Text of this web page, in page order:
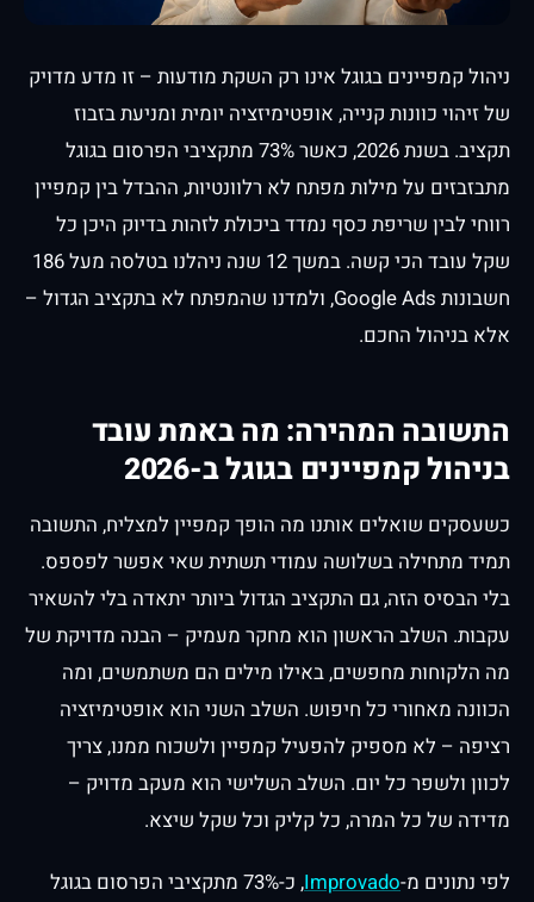
ניהול קמפיינים בגוגל אינו רק השקת מודעות – זו מדע מדויק
של זיהוי כוונות קנייה, אופטימיזציה יומית ומניעת בזבוז
תקציב. בשנת 2026, כאשר 73% מתקציבי הפרסום בגוגל
מתבזבזים על מילות מפתח לא רלוונטיות, ההבדל בין קמפיין
רווחי לבין שריפת כסף נמדד ביכולת לזהות בדיוק היכן כל
שקל עובד הכי קשה. במשך 12 שנה ניהלנו בטלסה מעל 186
חשבונות Google Ads, ולמדנו שהמפתח לא בתקציב הגדול –
אלא בניהול החכם.
התשובה המהירה: מה באמת עובד
בניהול קמפיינים בגוגל ב-2026
כשעסקים שואלים אותנו מה הופך קמפיין למצליח, התשובה
תמיד מתחילה בשלושה עמודי תשתית שאי אפשר לפספס.
בלי הבסיס הזה, גם התקציב הגדול ביותר יתאדה בלי להשאיר
עקבות. השלב הראשון הוא מחקר מעמיק – הבנה מדויקת של
מה הלקוחות מחפשים, באילו מילים הם משתמשים, ומה
הכוונה מאחורי כל חיפוש. השלב השני הוא אופטימיזציה
רציפה – לא מספיק להפעיל קמפיין ולשכוח ממנו, צריך
לכוון ולשפר כל יום. השלב השלישי הוא מעקב מדויק –
מדידה של כל המרה, כל קליק וכל שקל שיצא.
לפי נתונים מ-Improvado
, כ-73% מתקציבי הפרסום בגוגל